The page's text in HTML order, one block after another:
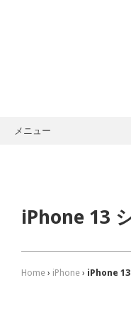
メニュー
iPhone 13
Home › iPhone › iPhone